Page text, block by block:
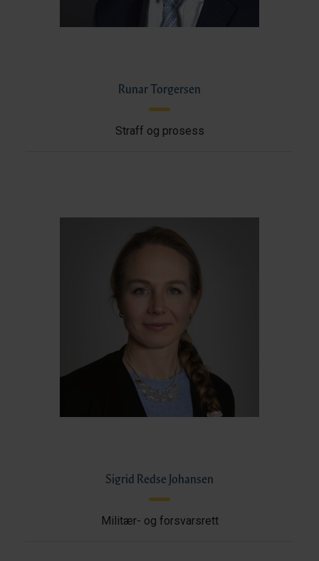
Runar Torgersen
Straff og prosess
Sigrid Redse Johansen
Militær- og forsvarsrett